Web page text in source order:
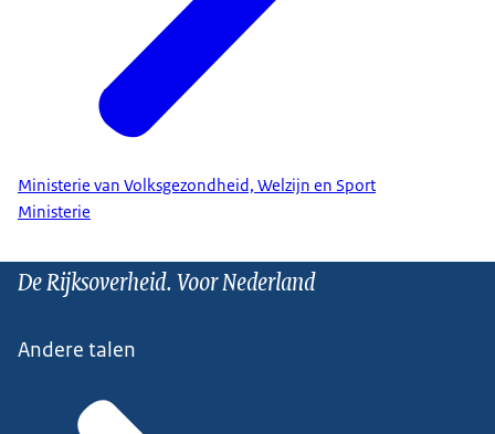
Ministerie van Volksgezondheid, Welzijn en Sport
Ministerie
De Rijksoverheid. Voor Nederland
Andere talen